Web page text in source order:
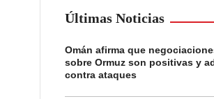
Últimas Noticias
Omán afirma que
sobre Ormuz son positivas y
contra ataques